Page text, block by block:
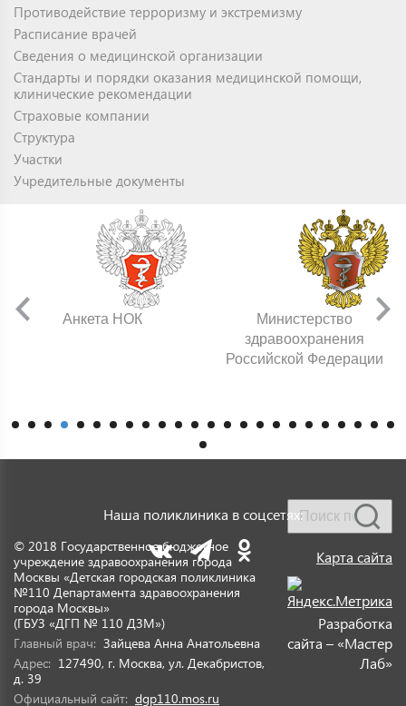
Противодействие терроризму и экстремизму
Расписание врачей
Сведения о медицинской организации
Стандарты и порядки оказания медицинской помощи,
клинические рекомендации
Страховые компании
Структура
Участки
Учредительные документы
Анкета НОК
Министерство
здравоохранения
Российской Федерации
© 2018 Государственное бюджетное
учреждение здравоохранения города
Москвы «Детская городская поликлиника
№110 Департамента здравоохранения
города Москвы»
(ГБУЗ «ДГП № 110 ДЗМ»)
Главный врач: Зайцева Анна Анатольевна
Адрес: 127490, г. Москва, ул. Декабристов,
д. 39
Официальный сайт: dgp110.mos.ru
Наша поликлиника в соцсетях:
Карта сайта
Разработка
сайта – «Мастер
Лаб»